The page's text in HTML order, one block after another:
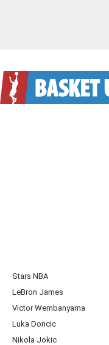
Stars NBA
LeBron James
Victor Wembanyama
Luka Doncic
Nikola Jokic